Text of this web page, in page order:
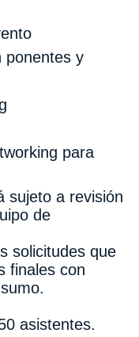
ponentes y
para
sujeto a revisión
de
solicitudes que
finales con
asistentes.